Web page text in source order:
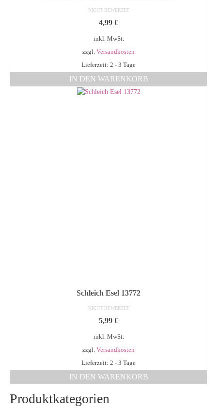
NICHT BEWERTET
4,99 €
inkl. MwSt.
zzgl. Versandkosten
Lieferzeit: 2 - 3 Tage
IN DEN WARENKORB
Schleich Esel 13772
NICHT BEWERTET
5,99 €
inkl. MwSt.
zzgl. Versandkosten
Lieferzeit: 2 - 3 Tage
IN DEN WARENKORB
Produktkategorien